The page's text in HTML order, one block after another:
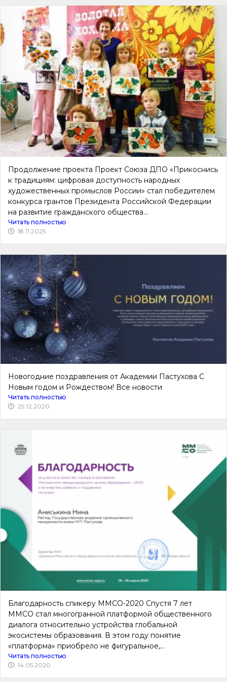
Продолжение проекта Проект Союза ДПО «Прикоснись
к традициям: цифровая доступность народных
художественных промыслов России» стал победителем
конкурса грантов Президента Российской Федерации
на развитие гражданского общества...
Читать полностью
18.11.2025
Новогодние поздравления от Академии Пастухова С
Новым годом и Рождеством! Все новости
Читать полностью
29.12.2020
Благодарность спикеру ММСО-2020 Спустя 7 лет
ММСО стал многогранной платформой общественного
диалога относительно устройства глобальной
экосистемы образования. В этом году понятие
«платформа» приобрело не фигуральное,...
Читать полностью
14.05.2020